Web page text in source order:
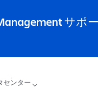
サポ
センター